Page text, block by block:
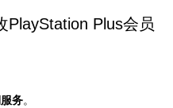
PlayStation Plus会员
务。